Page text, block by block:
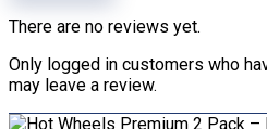
There are no reviews yet.
Only logged in customers who
may leave a review.